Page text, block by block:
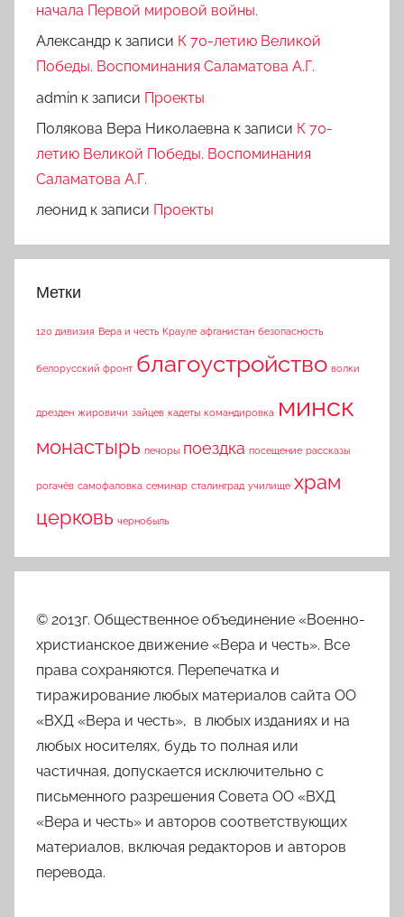
начала Первой мировой войны.
Александр к записи К 70-летию Великой
Победы. Воспоминания Саламатова А.Г.
admin к записи Проекты
Полякова Вера Николаевна к записи К 70-
летию Великой Победы. Воспоминания
Саламатова А.Г.
леонид к записи Проекты
Метки
120 дивизия Вера и честь Крауле афганистан безопасность
белорусский фронт благоустройство волки
дрезден жировичи зайцев кадеты командировка минск
монастырь печоры поездка посещение рассказы
рогачёв самофаловка семинар сталинград училище храм
церковь чернобыль
© 2013г. Общественное объединение «Военно-
христианское движение «Вера и честь». Все
права сохраняются. Перепечатка и
тиражирование любых материалов сайта ОО
«ВХД «Вера и честь», в любых изданиях и на
любых носителях, будь то полная или
частичная, допускается исключительно с
письменного разрешения Совета ОО «ВХД
«Вера и честь» и авторов соответствующих
материалов, включая редакторов и авторов
перевода.